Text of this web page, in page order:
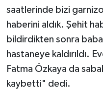
saatlerinde bizi
haberini aldık. Şehit
bildirdikten sonra
hastaneye kaldırıldı.
Fatma Özkaya da
kaybetti" dedi.